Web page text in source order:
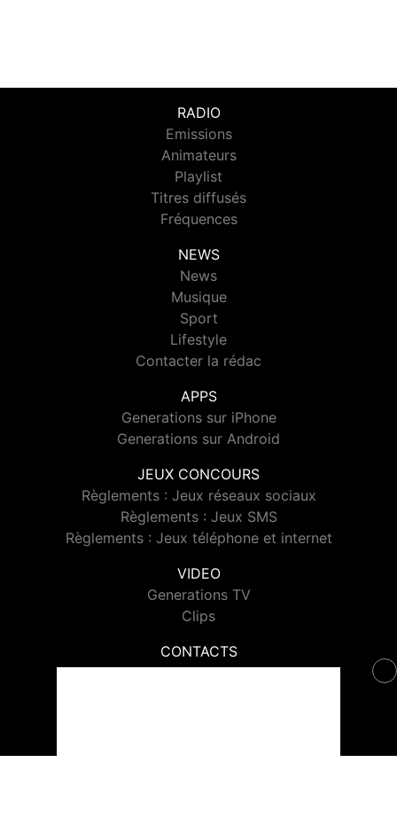
RADIO
Emissions
Animateurs
Playlist
Titres diffusés
Fréquences
NEWS
News
Musique
Sport
Lifestyle
Contacter la rédac
APPS
Generations sur iPhone
Generations sur Android
JEUX CONCOURS
Règlements : Jeux réseaux sociaux
Règlements : Jeux SMS
Règlements : Jeux téléphone et internet
VIDEO
Generations TV
Clips
CONTACTS
Contacter Generations